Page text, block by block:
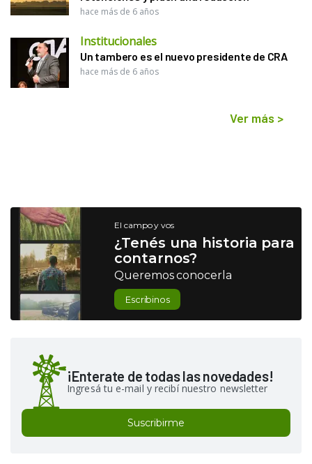
hace más de 6 años
Institucionales
Un tambero es el nuevo presidente de CRA
hace más de 6 años
Ver más >
El campo y vos
¿Tenés una historia para
contarnos?
Queremos conocerla
Escribinos
¡Enterate de todas las novedades!
Ingresá tu e-mail y recibí nuestro newsletter
Suscribirme